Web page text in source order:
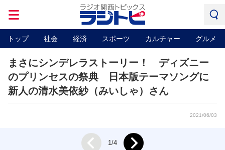
トップ 社会 経済 スポーツ カルチャー グルメ
まさにシンデレラストーリー！ ディズニー
のプリンセスの祭典 日本版テーマソングに
新人の清水美依紗（みいしゃ）さん
2021/06/03
Prev 1/4 Next